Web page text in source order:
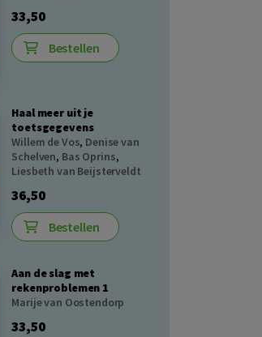
33,50
Bestellen
Haal meer uit je
toetsgegevens
Willem de Vos, Denise van
Schelven, Bas Oprins,
Liesbeth van Beijsterveldt
36,50
Bestellen
Aan de slag met
rekenproblemen 1
Marije van Oostendorp
33,50